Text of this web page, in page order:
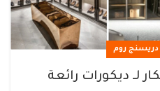
دريسنج روم